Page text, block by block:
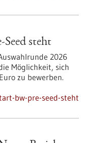
steht
2026
Möglichkeit, sich
zu bewerben.
bw-pre-seed-steht